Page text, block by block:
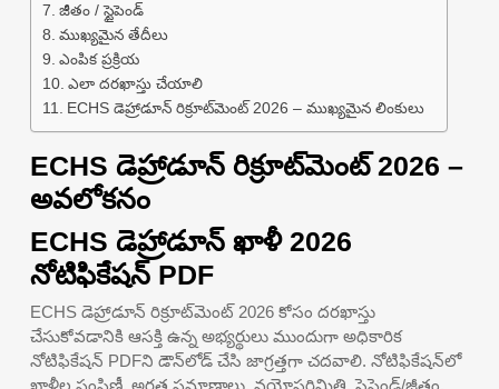
జీతం / స్టైపెండ్
ముఖ్యమైన తేదీలు
ఎంపిక ప్రక్రియ
ఎలా దరఖాస్తు చేయాలి
ECHS డెహ్రాడూన్ రిక్రూట్‌మెంట్ 2026 – ముఖ్యమైన లింకులు
ECHS డెహ్రాడూన్ రిక్రూట్‌మెంట్ 2026 –
అవలోకనం
ECHS డెహ్రాడూన్ ఖాళీ 2026
నోటిఫికేషన్ PDF
ECHS డెహ్రాడూన్ రిక్రూట్‌మెంట్ 2026 కోసం దరఖాస్తు
చేసుకోవడానికి ఆసక్తి ఉన్న అభ్యర్థులు ముందుగా అధికారిక
నోటిఫికేషన్ PDFని డౌన్‌లోడ్ చేసి జాగ్రత్తగా చదవాలి. నోటిఫికేషన్‌లో
ఖాళీల పంపిణీ, అర్హత ప్రమాణాలు, వయోపరిమితి, స్టైపెండ్/జీతం,